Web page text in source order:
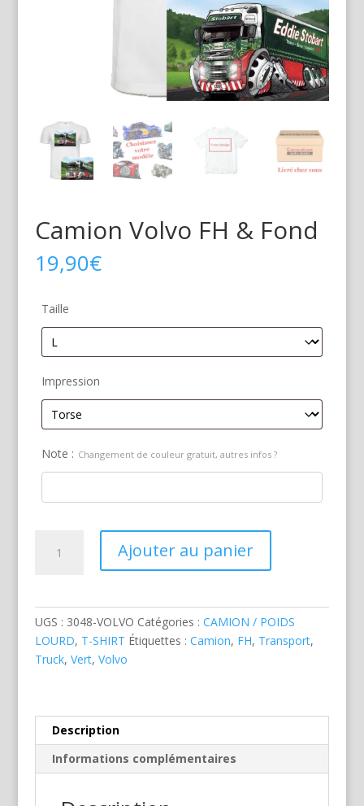
Camion Volvo FH & Fond
19,90€
Taille
Impression
Note : Changement de couleur gratuit, autres infos ?
Ajouter au panier
UGS : 3048-VOLVO Catégories : CAMION / POIDS
LOURD, T-SHIRT Étiquettes : Camion, FH, Transport,
Truck, Vert, Volvo
Description
Informations complémentaires